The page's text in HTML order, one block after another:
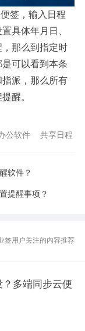
签，输入日程
具体年月日、
那么到指定时
可以看到本条
派，那么所有
醒。
公软件 共享日程
软件？
提醒事项？
签用户关注的内容推荐
多端同步云便